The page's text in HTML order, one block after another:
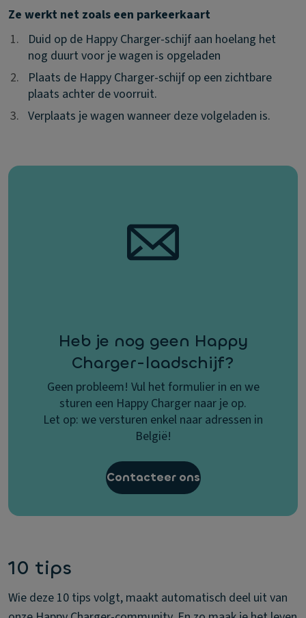
Ze werkt net zoals een parkeerkaart
1.
1.
Duid op de Happy Charger-schijf aan hoelang het
nog duurt voor je wagen is opgeladen
2.
2.
Plaats de Happy Charger-schijf op een zichtbare
plaats achter de voorruit.
3.
3. Verplaats je wagen wanneer deze volgeladen is.
Heb je nog geen Happy
Charger-laadschijf?
Geen probleem! Vul het formulier in en we
sturen een Happy Charger naar je op.
Let op: we versturen enkel naar adressen in
België!
Contacteer ons
10 tips
Wie deze 10 tips volgt, maakt automatisch deel uit van